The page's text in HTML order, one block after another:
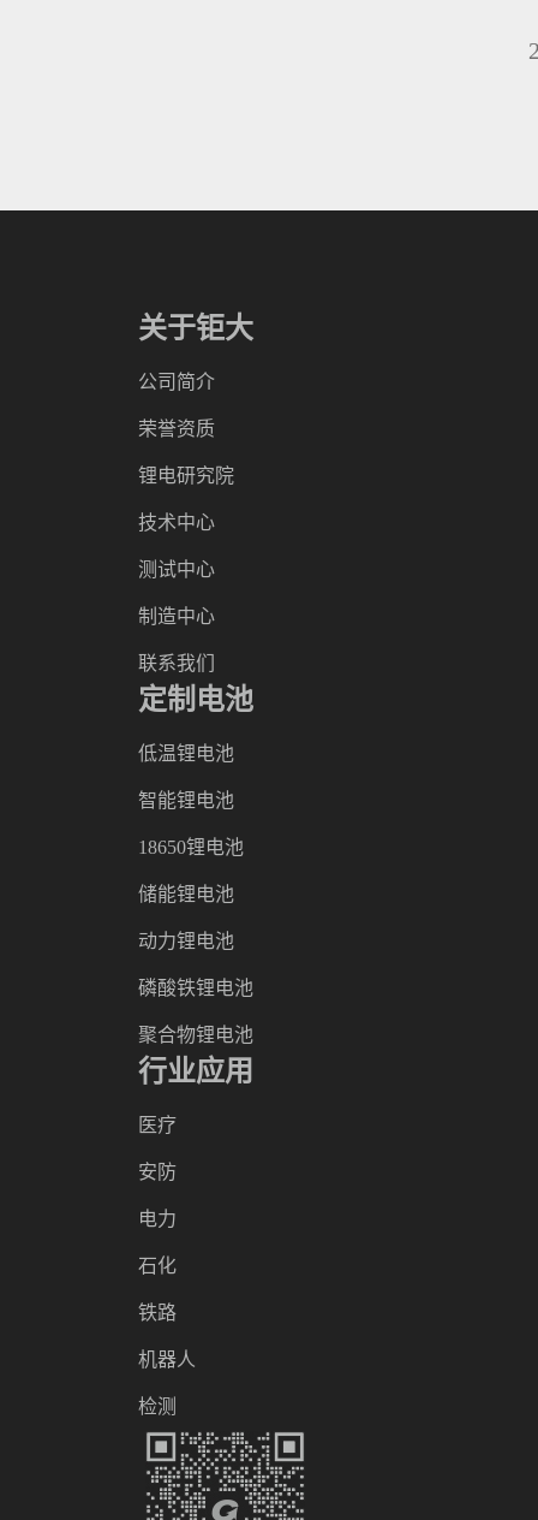
关于钜大
公司简介
荣誉资质
锂电研究院
技术中心
测试中心
制造中心
联系我们
定制电池
低温锂电池
智能锂电池
18650锂电池
储能锂电池
动力锂电池
磷酸铁锂电池
聚合物锂电池
行业应用
医疗
安防
电力
石化
铁路
机器人
检测